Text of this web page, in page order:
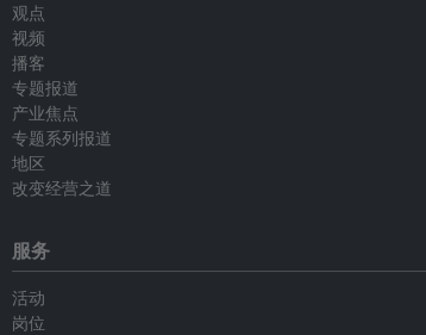
观点
视频
播客
专题报道
产业焦点
专题系列报道
地区
改变经营之道
服务
活动
岗位